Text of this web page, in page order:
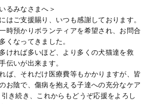
るみなさまへ＞
はご支援賜り、いつも感謝しております。
時預かりボランティアを希望され、お問合
くなってきました。
ければ多いほど、より多くの犬猫達を救
伝いが出来ます。
ば、それだけ医療費等もかかりますが、皆
お陰で、傷病を抱える子達への充分なケア
き続き、これからもどうぞ応援をよろし